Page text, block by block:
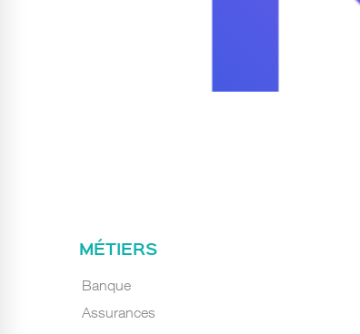
MÉTIERS
Banque
Assurances